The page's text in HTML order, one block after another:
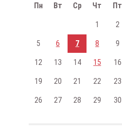
Пн Вт Ср Чт Пт
1 2
5 6 7 8 9
12 13 14 15 16
19 20 21 22 23
26 27 28 29 30